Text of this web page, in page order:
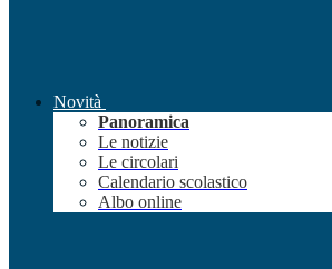
Novità
Panoramica
Le notizie
Le circolari
Calendario scolastico
Albo online